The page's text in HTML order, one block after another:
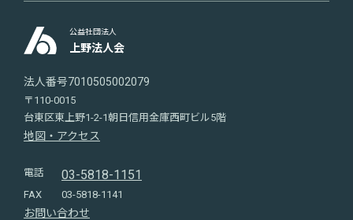
公益社団法人
上野法人会
法人番号7010505002079
〒110-0015
台東区東上野1-2-1朝日信用金庫西町ビル5階
地図・アクセス
電話 03-5818-1151
FAX 03-5818-1141
お問い合わせ